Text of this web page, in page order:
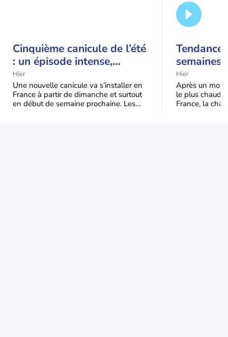
Cinquième canicule de l’été
: un épisode intense,
durable et étendu la
semaine prochaine
Hier
Une nouvelle canicule va s’installer en
France à partir de dimanche et surtout
en début de semaine prochaine. Les
Tendance
semaines
septembre
Hier
Après un
le plus chaud
France, la